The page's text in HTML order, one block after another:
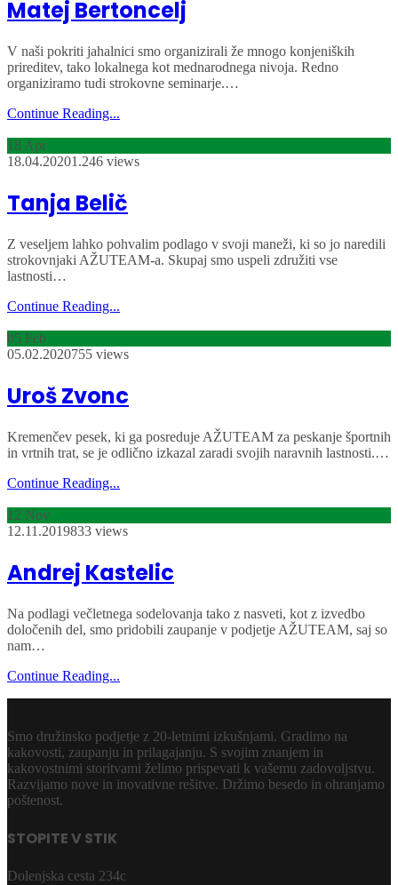
Matej Bertoncelj
V naši pokriti jahalnici smo organizirali že mnogo konjeniških
prireditev, tako lokalnega kot mednarodnega nivoja. Redno
organiziramo tudi strokovne seminarje.…
Continue Reading...
18 Apr
18.04.20201.246 views
Tanja Belič
Z veseljem lahko pohvalim podlago v svoji maneži, ki so jo naredili
strokovnjaki AŽUTEAM-a. Skupaj smo uspeli združiti vse
lastnosti…
Continue Reading...
05 Feb
05.02.2020755 views
Uroš Zvonc
Kremenčev pesek, ki ga posreduje AŽUTEAM za peskanje športnih
in vrtnih trat, se je odlično izkazal zaradi svojih naravnih lastnosti.…
Continue Reading...
12 Nov
12.11.2019833 views
Andrej Kastelic
Na podlagi večletnega sodelovanja tako z nasveti, kot z izvedbo
določenih del, smo pridobili zaupanje v podjetje AŽUTEAM, saj so
nam…
Continue Reading...
Smo družinsko podjetje z 20-letnimi izkušnjami. Gradimo na
kakovosti, zaupanju in prilagajanju. S svojim znanjem in
kakovostnimi storitvami želimo prispevati k vašemu zadovoljstvu.
Razvijamo nove in inovativne rešitve. Držimo besedo in ohranjamo
poštenost.
STOPITE V STIK
Dolenjska cesta 234c